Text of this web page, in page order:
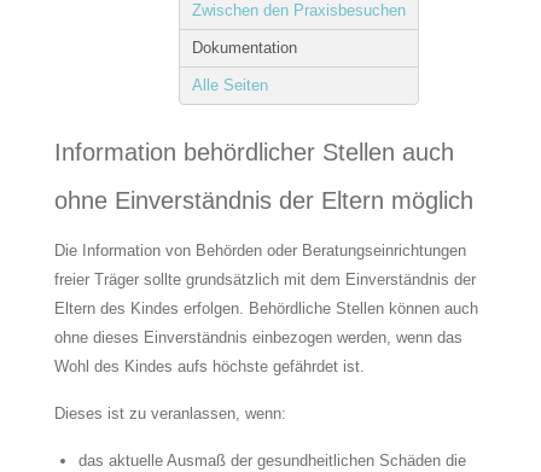
Zwischen den Praxisbesuchen
Dokumentation
Alle Seiten
Information behördlicher Stellen auch
ohne Einverständnis der Eltern möglich
Die Information von Behörden oder Beratungseinrichtungen
freier Träger sollte grundsätzlich mit dem Einverständnis der
Eltern des Kindes erfolgen. Behördliche Stellen können auch
ohne dieses Einverständnis einbezogen werden, wenn das
Wohl des Kindes aufs höchste gefährdet ist.
Dieses ist zu veranlassen, wenn:
das aktuelle Ausmaß der gesundheitlichen Schäden die